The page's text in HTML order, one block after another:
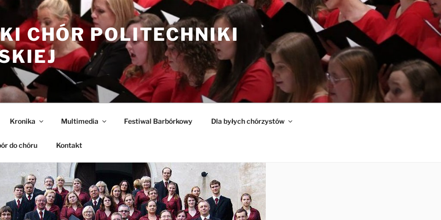
CHÓR POLITECHNIKI
Kronika Multimedia Festiwal Barbórkowy Dla byłych chórzystów
do chóru Kontakt